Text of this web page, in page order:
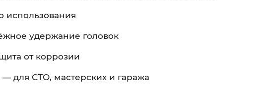
использования
удержание головок
от коррозии
для СТО, мастерских и гаража